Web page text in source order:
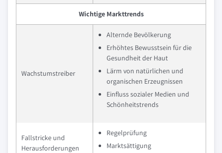
Wichtige Markttrends
Wachstumstreiber
Alternde Bevölkerung
Erhöhtes Bewusstsein für die
Gesundheit der Haut
Lärm von natürlichen und
organischen Erzeugnissen
Einfluss sozialer Medien und
Schönheitstrends
Fallstricke und
Herausforderungen
Regelprüfung
Marktsättigung